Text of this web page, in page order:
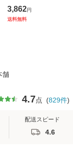
専門職の看護マネ
ジメントスキル 改
3,862円
送料無料
舗
4.7点 (829件)
配送スピード
4.6